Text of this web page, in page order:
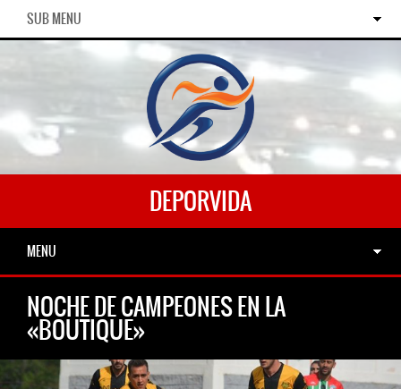
SUB MENU
DEPORVIDA
MENU
NOCHE DE CAMPEONES EN LA
«BOUTIQUE»